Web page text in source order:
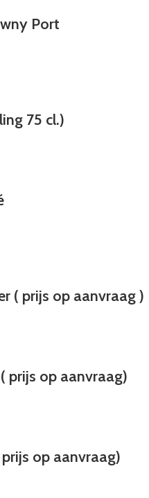
Port
75 cl.)
( prijs op aanvraag )
prijs op aanvraag)
op aanvraag)